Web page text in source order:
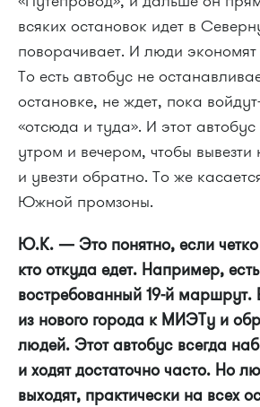
всяких остановок идет в
поворачивает. И люди
То есть автобус не
остановке, не ждет, пока
«отсюда и туда». И этот
утром и вечером, чтобы вывезти
и увезти обратно. То же
Южной промзоны.
Ю.К. — Это понятно, если четко
кто откуда едет. Например,
востребованный 19-й маршрут.
из нового города к МИЭТу и
людей. Этот автобус всегда
и ходят достаточно часто. Но
выходят, практически на всех